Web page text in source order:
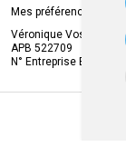
Mes préférences
Véronique Vos
APB 522709
N° Entreprise